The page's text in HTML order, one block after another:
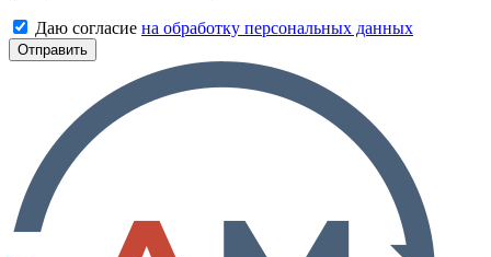
Даю согласие на обработку персональных данных
Отправить